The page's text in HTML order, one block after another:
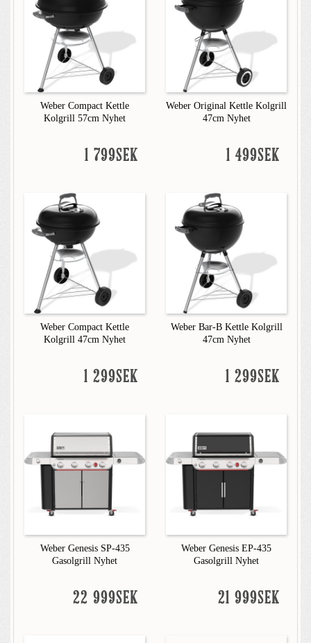
Weber Compact Kettle
Kolgrill 57cm Nyhet
1 799SEK
Weber Original Kettle Kolgrill
47cm Nyhet
1 499SEK
Weber Compact Kettle
Kolgrill 47cm Nyhet
1 299SEK
Weber Bar-B Kettle Kolgrill
47cm Nyhet
1 299SEK
Weber Genesis SP-435
Gasolgrill Nyhet
22 999SEK
Weber Genesis EP-435
Gasolgrill Nyhet
21 999SEK